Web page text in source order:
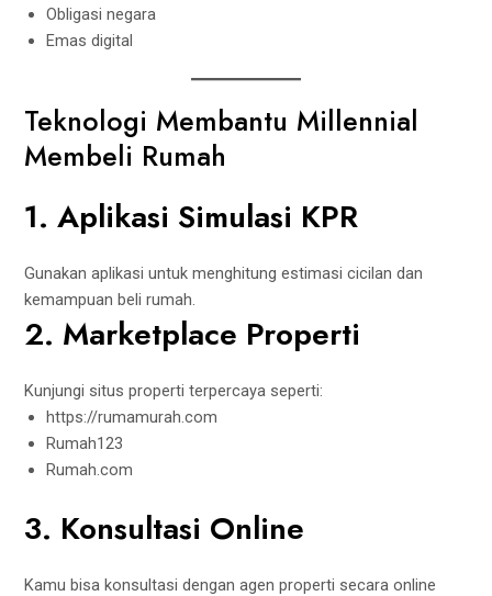
Obligasi negara
Emas digital
Teknologi Membantu Millennial
Membeli Rumah
1. Aplikasi Simulasi KPR
Gunakan aplikasi untuk menghitung estimasi cicilan dan
kemampuan beli rumah.
2. Marketplace Properti
Kunjungi situs properti terpercaya seperti:
https://rumamurah.com
Rumah123
Rumah.com
3. Konsultasi Online
Kamu bisa konsultasi dengan agen properti secara online